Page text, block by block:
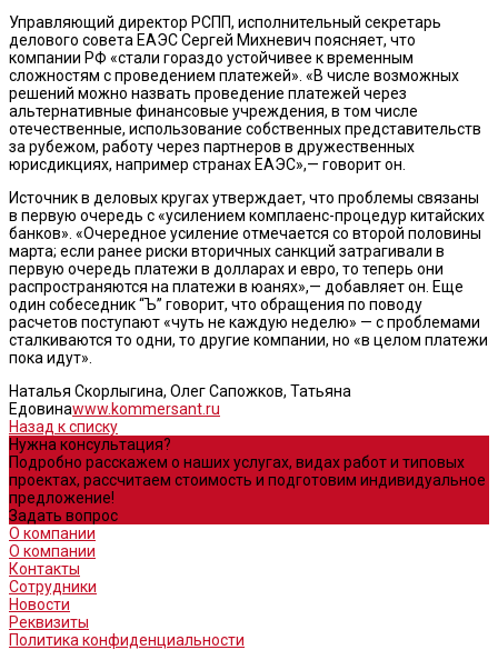
Управляющий директор РСПП, исполнительный секретарь
делового совета ЕАЭС Сергей Михневич поясняет, что
компании РФ «стали гораздо устойчивее к временным
сложностям с проведением платежей». «В числе возможных
решений можно назвать проведение платежей через
альтернативные финансовые учреждения, в том числе
отечественные, использование собственных представительств
за рубежом, работу через партнеров в дружественных
юрисдикциях, например странах ЕАЭС»,— говорит он.
Источник в деловых кругах утверждает, что проблемы связаны
в первую очередь с «усилением комплаенс-процедур китайских
банков». «Очередное усиление отмечается со второй половины
марта; если ранее риски вторичных санкций затрагивали в
первую очередь платежи в долларах и евро, то теперь они
распространяются на платежи в юанях»,— добавляет он. Еще
один собеседник “Ъ” говорит, что обращения по поводу
расчетов поступают «чуть не каждую неделю» — с проблемами
сталкиваются то одни, то другие компании, но «в целом платежи
пока идут».
Наталья Скорлыгина, Олег Сапожков, Татьяна
Едовинаwww.kommersant.ru
Назад к списку
Нужна консультация?
Подробно расскажем о наших услугах, видах работ и типовых
проектах, рассчитаем стоимость и подготовим индивидуальное
предложение!
Задать вопрос
О компании
О компании
Контакты
Сотрудники
Новости
Реквизиты
Политика конфиденциальности